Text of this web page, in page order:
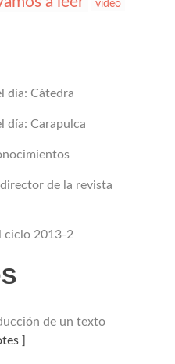
video
día: Cátedra
día: Carapulca
de la revista
ciclo 2013-2
de un texto
]